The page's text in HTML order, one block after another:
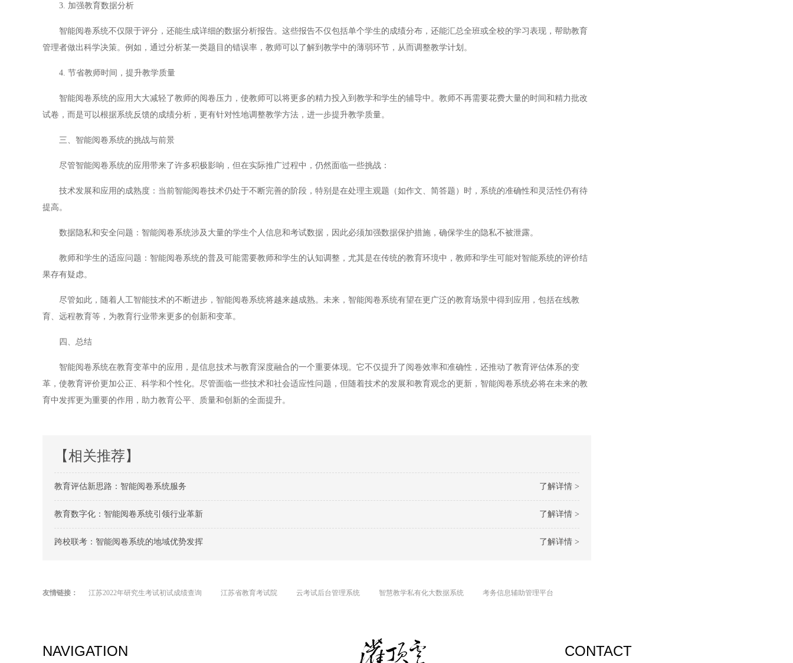
3. 加强教育数据分析
智能阅卷系统不仅限于评分，还能生成详细的数据分析报告。这些报告不仅包括单个学生的成绩分布，还能汇总全班或全校的学习表现，帮助教育
管理者做出科学决策。例如，通过分析某一类题目的错误率，教师可以了解到教学中的薄弱环节，从而调整教学计划。
4. 节省教师时间，提升教学质量
智能阅卷系统的应用大大减轻了教师的阅卷压力，使教师可以将更多的精力投入到教学和学生的辅导中。教师不再需要花费大量的时间和精力批改
试卷，而是可以根据系统反馈的成绩分析，更有针对性地调整教学方法，进一步提升教学质量。
三、智能阅卷系统的挑战与前景
尽管智能阅卷系统的应用带来了许多积极影响，但在实际推广过程中，仍然面临一些挑战：
技术发展和应用的成熟度：当前智能阅卷技术仍处于不断完善的阶段，特别是在处理主观题（如作文、简答题）时，系统的准确性和灵活性仍有待
提高。
数据隐私和安全问题：智能阅卷系统涉及大量的学生个人信息和考试数据，因此必须加强数据保护措施，确保学生的隐私不被泄露。
教师和学生的适应问题：智能阅卷系统的普及可能需要教师和学生的认知调整，尤其是在传统的教育环境中，教师和学生可能对智能系统的评价结
果存有疑虑。
尽管如此，随着人工智能技术的不断进步，智能阅卷系统将越来越成熟。未来，智能阅卷系统有望在更广泛的教育场景中得到应用，包括在线教
育、远程教育等，为教育行业带来更多的创新和变革。
四、总结
智能阅卷系统在教育变革中的应用，是信息技术与教育深度融合的一个重要体现。它不仅提升了阅卷效率和准确性，还推动了教育评估体系的变
革，使教育评价更加公正、科学和个性化。尽管面临一些技术和社会适应性问题，但随着技术的发展和教育观念的更新，智能阅卷系统必将在未来的教
育中发挥更为重要的作用，助力教育公平、质量和创新的全面提升。
【相关推荐】
了解详情 >
教育评估新思路：智能阅卷系统服务
了解详情 >
教育数字化：智能阅卷系统引领行业革新
了解详情 >
跨校联考：智能阅卷系统的地域优势发挥
友情链接： 江苏2022年研究生考试初试成绩查询 江苏省教育考试院 云考试后台管理系统 智慧教学私有化大数据系统 考务信息辅助管理平台
NAVIGATION CONTACT